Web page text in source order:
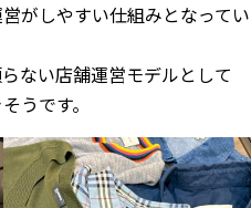
がしやすい仕組みとなってい
ない店舗運営モデルとして
うです。